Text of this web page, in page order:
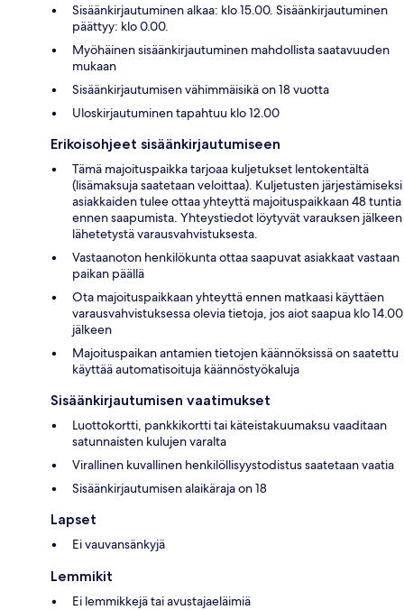
Sisäänkirjautuminen alkaa: klo 15.00. Sisäänkirjautuminen
päättyy: klo 0.00.
Myöhäinen sisäänkirjautuminen mahdollista saatavuuden
mukaan
Sisäänkirjautumisen vähimmäisikä on 18 vuotta
Uloskirjautuminen tapahtuu klo 12.00
Erikoisohjeet sisäänkirjautumiseen
Tämä majoituspaikka tarjoaa kuljetukset lentokentältä
(lisämaksuja saatetaan veloittaa). Kuljetusten järjestämiseksi
asiakkaiden tulee ottaa yhteyttä majoituspaikkaan 48 tuntia
ennen saapumista. Yhteystiedot löytyvät varauksen jälkeen
lähetetystä varausvahvistuksesta.
Vastaanoton henkilökunta ottaa saapuvat asiakkaat vastaan
paikan päällä
Ota majoituspaikkaan yhteyttä ennen matkaasi käyttäen
varausvahvistuksessa olevia tietoja, jos aiot saapua klo 14.00
jälkeen
Majoituspaikan antamien tietojen käännöksissä on saatettu
käyttää automatisoituja käännöstyökaluja
Sisäänkirjautumisen vaatimukset
Luottokortti, pankkikortti tai käteistakuumaksu vaaditaan
satunnaisten kulujen varalta
Virallinen kuvallinen henkilöllisyystodistus saatetaan vaatia
Sisäänkirjautumisen alaikäraja on 18
Lapset
Ei vauvansänkyjä
Lemmikit
Ei lemmikkejä tai avustajaeläimiä